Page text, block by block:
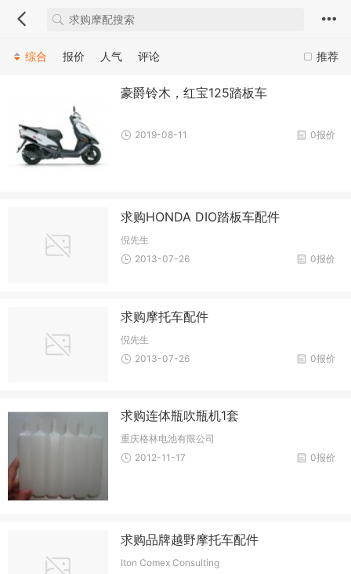
推荐
综合 报价 人气 评论
豪爵铃木，红宝125踏板车
0报价
2019-08-11
求购HONDA DIO踏板车配件
倪先生
0报价
2013-07-26
求购摩托车配件
倪先生
0报价
2013-07-26
求购连体瓶吹瓶机1套
重庆格林电池有限公司
0报价
2012-11-17
求购品牌越野摩托车配件
Iton Comex Consulting